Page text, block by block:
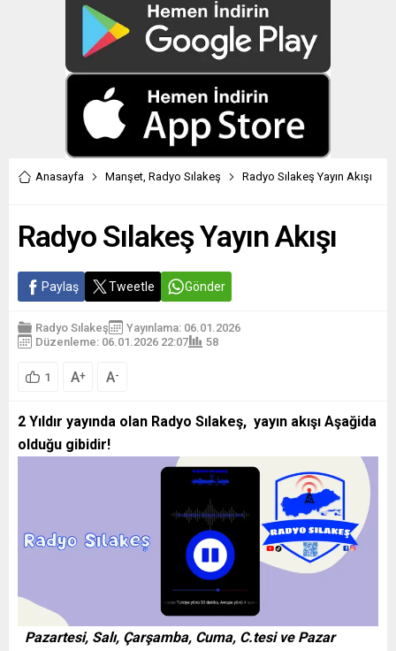
Anasayfa Manşet, Radyo Sılakeş Radyo Sılakeş Yayın Akışı
Radyo Sılakeş Yayın Akışı
Paylaş Tweetle Gönder
Radyo Sılakeş
Yayınlama: 06.01.2026
Düzenleme: 06.01.2026 22:07
58
1 A+ A-
2 Yıldır yayında olan Radyo Sılakeş, yayın akışı Aşağida
olduğu gibidir!
Pazartesi, Salı, Çarşamba, Cuma, C.tesi ve Pazar